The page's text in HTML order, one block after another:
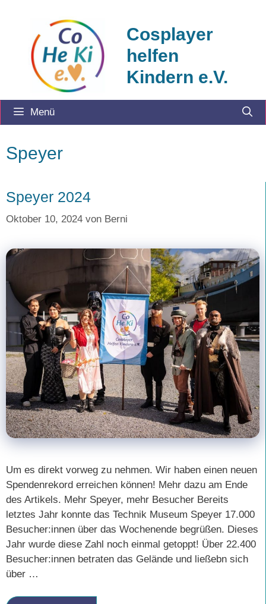
springen
Cosplayer
helfen
Kindern e.V.
Menü
Speyer
Speyer 2024
Oktober 10, 2024 von Berni
Um es direkt vorweg zu nehmen. Wir haben einen neuen
Spendenrekord erreichen können! Mehr dazu am Ende
des Artikels. Mehr Speyer, mehr Besucher Bereits
letztes Jahr konnte das Technik Museum Speyer 17.000
Besucher:innen über das Wochenende begrüßen. Dieses
Jahr wurde diese Zahl noch einmal getoppt! Über 22.400
Besucher:innen betraten das Gelände und ließebn sich
über …